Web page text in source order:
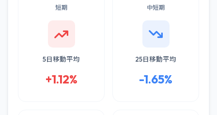
短期
5日移動平均
+1.12%
中短期
25日移動平均
-1.65%